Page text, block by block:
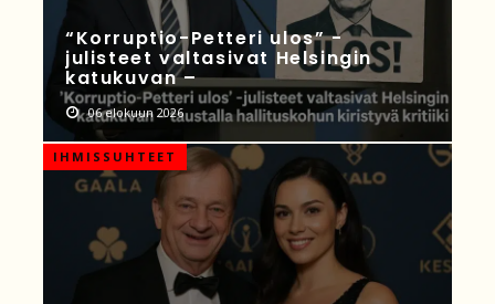
“Korruptio-Petteri ulos” -
julisteet valtasivat Helsingin
katukuvan –
06 elokuun 2026
IHMISSUHTEET